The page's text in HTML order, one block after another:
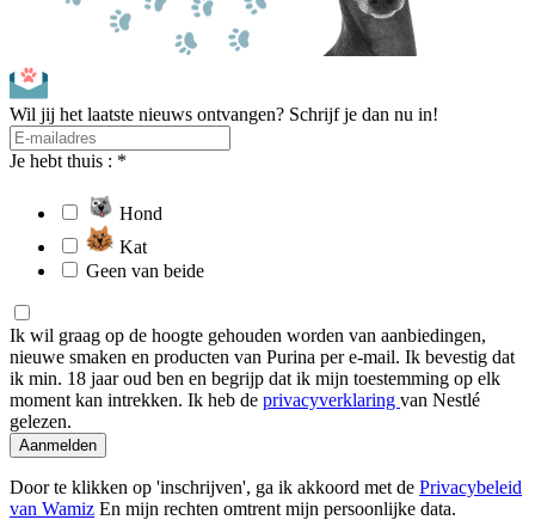
Wil jij het laatste nieuws ontvangen? Schrijf je dan nu in!
Je hebt thuis : *
Hond
Kat
Geen van beide
Ik wil graag op de hoogte gehouden worden van aanbiedingen,
nieuwe smaken en producten van Purina per e-mail. Ik bevestig dat
ik min. 18 jaar oud ben en begrijp dat ik mijn toestemming op elk
moment kan intrekken. Ik heb de privacyverklaring van Nestlé
gelezen.
Aanmelden
Door te klikken op 'inschrijven', ga ik akkoord met de Privacybeleid
van Wamiz En mijn rechten omtrent mijn persoonlijke data.